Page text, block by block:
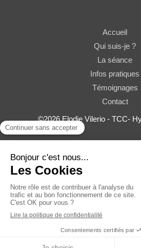
Accueil
Qui suis-je ?
La séance
Infos pratiques
Témoignages
Contact
©2026 Elodie Vilerio - TCC-
Mentions légales
Création et référencement du site par
Site partenaire deTERAPIZ